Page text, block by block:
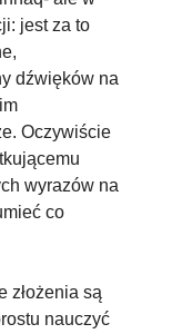
jest za to
dźwięków na
Oczywiście
wyrazów na
co
złożenia są
nauczyć